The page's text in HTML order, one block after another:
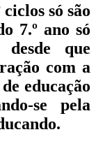
ciclos só são
7.º ano só
desde que
com a
educação
se pela